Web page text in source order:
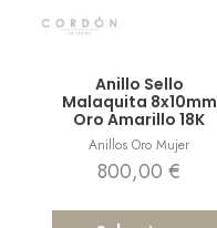
Anillo Sello
Malaquita 8x10mm
Oro Amarillo 18K
Anillos Oro Mujer
800,00€